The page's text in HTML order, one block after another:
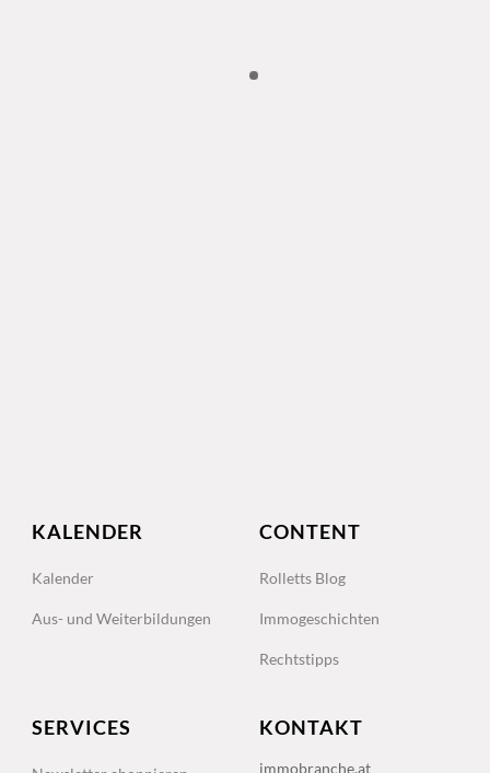
KALENDER
Kalender
Aus- und Weiterbildungen
CONTENT
Rolletts Blog
Immogeschichten
Rechtstipps
SERVICES KONTAKT
immobranche.at